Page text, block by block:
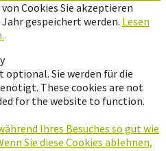
Cookies Sie akzeptieren
gespeichert werden. Lesen
optional. Sie werden für die
These cookies are not
for the website to function.
Ihres Besuches so gut wie
Sie diese Cookies ablehnen,